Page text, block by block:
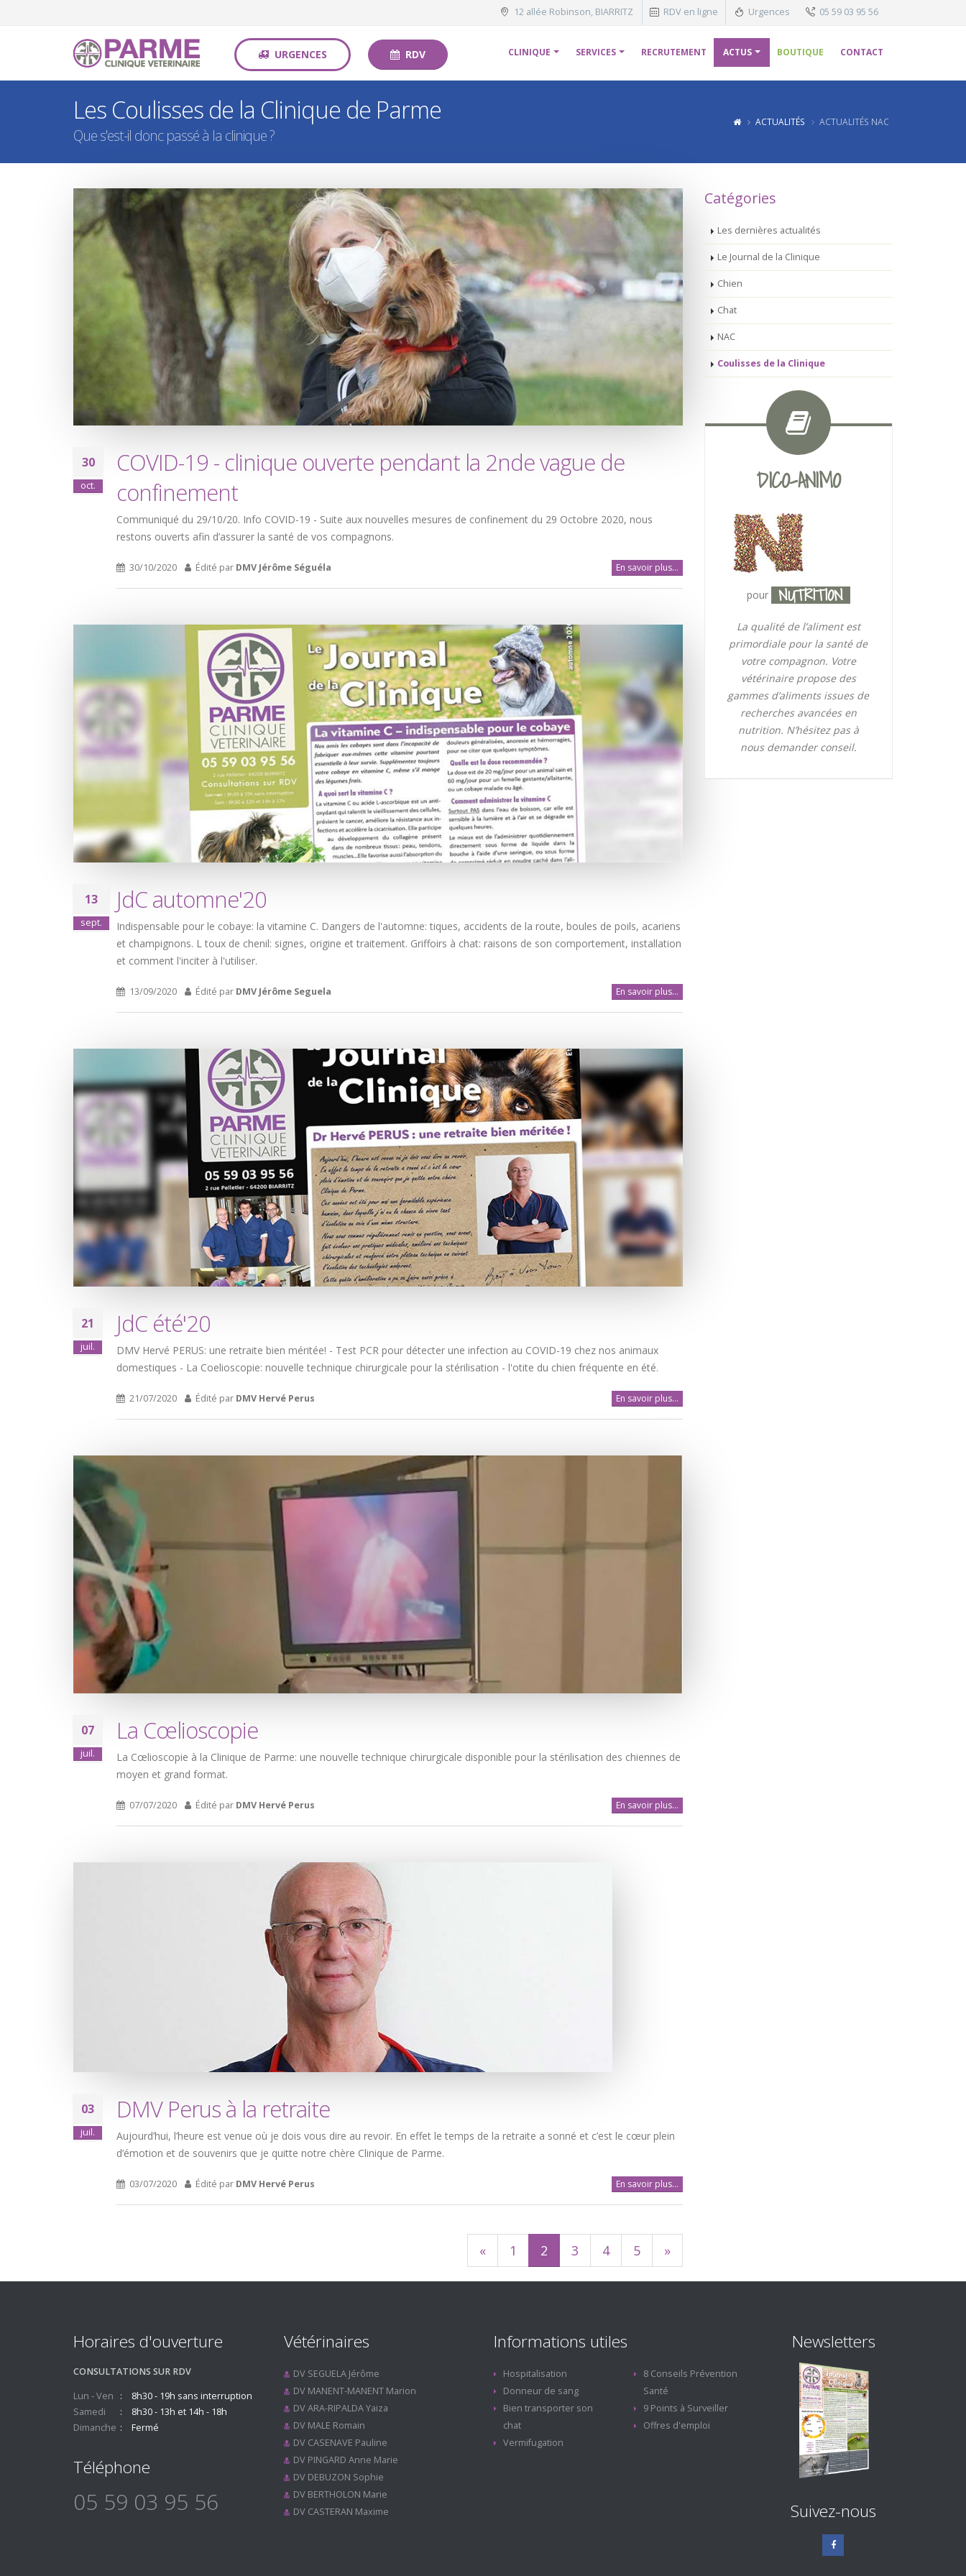
12 allée Robinson, BIARRITZ RDV en ligne Urgences 05 59 03 95 56
CLINIQUE SERVICES RECRUTEMENT ACTUS BOUTIQUE CONTACT
URGENCES RDV
Les Coulisses de la Clinique de Parme
Que s'est-il donc passé à la clinique ?
ACTUALITÉS ACTUALITÉS NAC
30
oct.
COVID-19 - clinique ouverte pendant la 2nde vague de
confinement
Communiqué du 29/10/20. Info COVID-19 - Suite aux nouvelles mesures de confinement du 29 Octobre 2020, nous
restons ouverts afin d’assurer la santé de vos compagnons.
30/10/2020 Édité par DMV Jérôme Séguéla En savoir plus...
13
sept.
JdC automne'20
Indispensable pour le cobaye: la vitamine C. Dangers de l'automne: tiques, accidents de la route, boules de poils, acariens
et champignons. L toux de chenil: signes, origine et traitement. Griffoirs à chat: raisons de son comportement, installation
et comment l'inciter à l'utiliser.
13/09/2020 Édité par DMV Jérôme Seguela En savoir plus...
21
juil.
JdC été'20
DMV Hervé PERUS: une retraite bien méritée! - Test PCR pour détecter une infection au COVID-19 chez nos animaux
domestiques - La Coelioscopie: nouvelle technique chirurgicale pour la stérilisation - l'otite du chien fréquente en été.
21/07/2020 Édité par DMV Hervé Perus En savoir plus...
07
juil.
La Cœlioscopie
La Cœlioscopie à la Clinique de Parme: une nouvelle technique chirurgicale disponible pour la stérilisation des chiennes de
moyen et grand format.
07/07/2020 Édité par DMV Hervé Perus En savoir plus...
03
juil.
DMV Perus à la retraite
Aujourd’hui, l’heure est venue où je dois vous dire au revoir. En effet le temps de la retraite a sonné et c’est le cœur plein
d’émotion et de souvenirs que je quitte notre chère Clinique de Parme.
03/07/2020 Édité par DMV Hervé Perus En savoir plus...
« 1 2 3 4 5 »
Catégories
Les dernières actualités
Le Journal de la Clinique
Chien
Chat
NAC
Coulisses de la Clinique
DICO-ANIMO
pour NUTRITION
La qualité de l’aliment est
primordiale pour la santé de
votre compagnon. Votre
vétérinaire propose des
gammes d’aliments issues de
recherches avancées en
nutrition. N’hésitez pas à
nous demander conseil.
Horaires d'ouverture
CONSULTATIONS SUR RDV
Lun - Ven
8h30 - 19h sans interruption
Samedi
8h30 - 13h et 14h - 18h
Dimanche
Fermé
Téléphone
05 59 03 95 56
Vétérinaires
DV SEGUELA Jérôme
DV MANENT-MANENT Marion
DV ARA-RIPALDA Yaiza
DV MALE Romain
DV CASENAVE Pauline
DV PINGARD Anne Marie
DV DEBUZON Sophie
DV BERTHOLON Marie
DV CASTERAN Maxime
Informations utiles
Hospitalisation
Donneur de sang
Bien transporter son
chat
Vermifugation
8 Conseils Prévention
Santé
9 Points à Surveiller
Offres d'emploi
Newsletters
Suivez-nous